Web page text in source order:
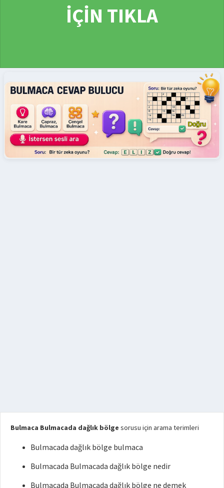
İÇİN TIKLA
Bulmaca Bulmacada dağlık bölge sorusu için arama terimleri
Bulmacada dağlık bölge bulmaca
Bulmacada Bulmacada dağlık bölge nedir
Bulmacada Bulmacada dağlık bölge ne demek